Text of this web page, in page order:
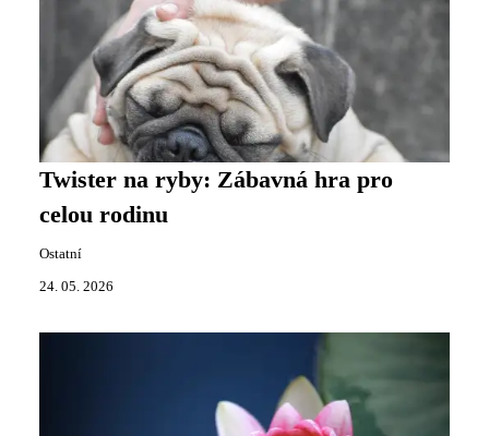
Twister na ryby: Zábavná hra pro
celou rodinu
Ostatní
24. 05. 2026